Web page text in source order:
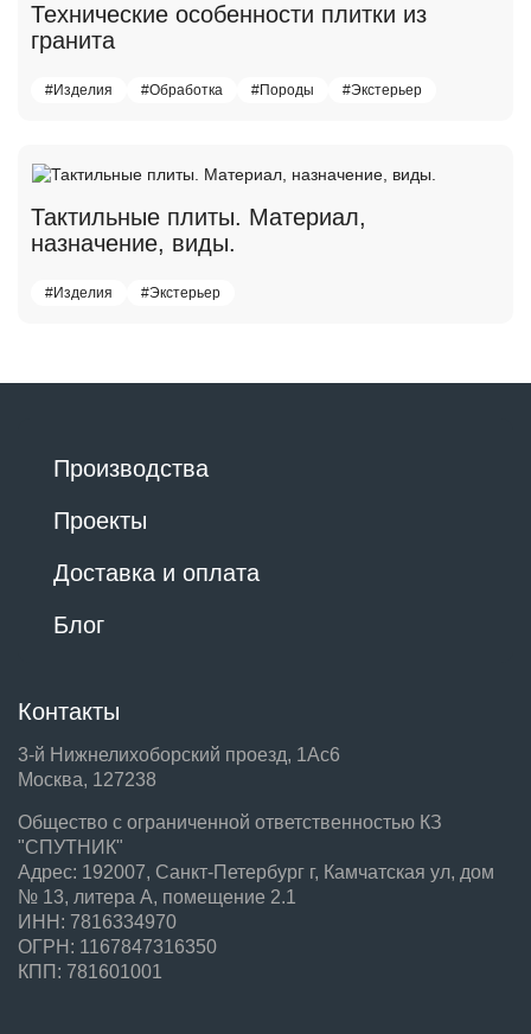
Технические особенности плитки из
гранита
#Изделия #Обработка #Породы #Экстерьер
Тактильные плиты. Материал,
назначение, виды.
#Изделия #Экстерьер
Производства
Проекты
Доставка и оплата
Блог
Контакты
3-й Нижнелихоборский проезд, 1Ас6
Москва, 127238
Общество с ограниченной ответственностью КЗ
"СПУТНИК"
Адрес: 192007, Санкт-Петербург г, Камчатская ул, дом
№ 13, литера А, помещение 2.1
ИНН: 7816334970
ОГРН: 1167847316350
КПП: 781601001